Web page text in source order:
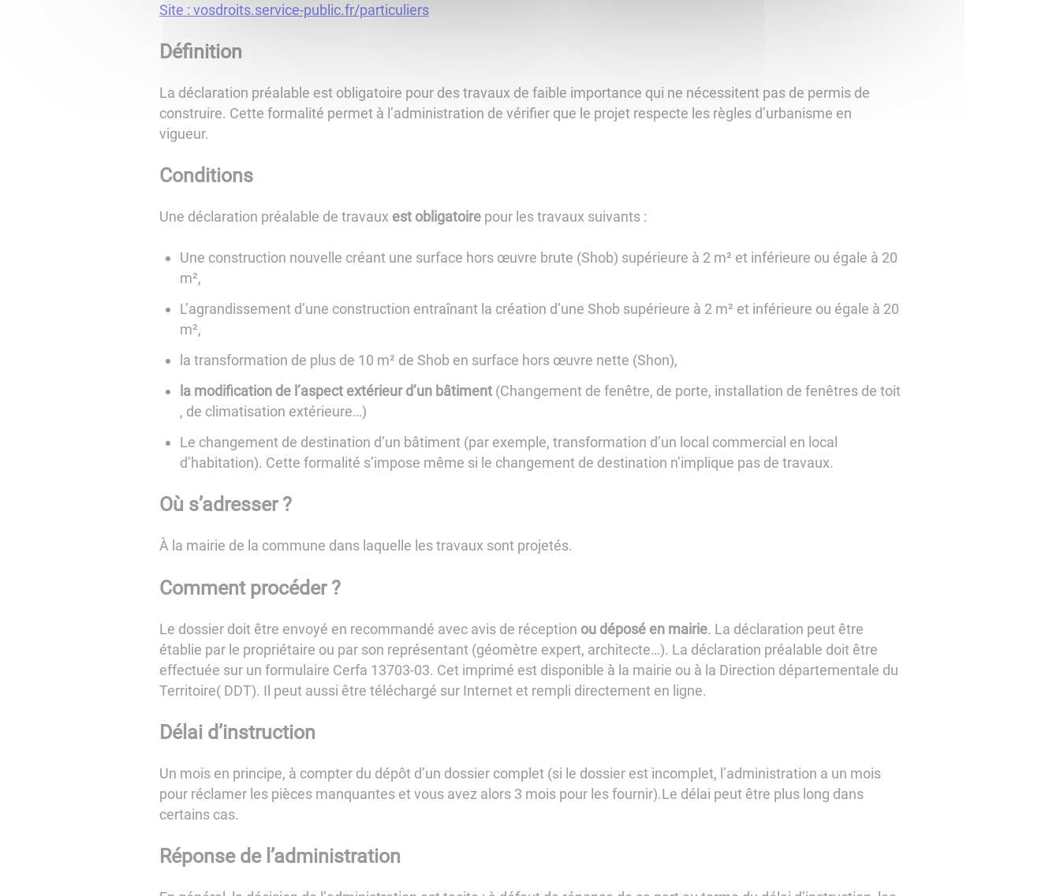
Site : vosdroits.service-public.fr/particuliers
Définition
La déclaration préalable est obligatoire pour des travaux de faible importance qui ne nécessitent pas de permis de
construire. Cette formalité permet à l’administration de vérifier que le projet respecte les règles d’urbanisme en
vigueur.
Conditions
Une déclaration préalable de travaux est obligatoirepour les travaux ­suivants :
Une construction nouvelle créant une surface hors œuvre brute (Shob) supérieure à 2 m² et inférieure ou égale à 20
m²,
L’agrandissement d’une construction entraînant la création d’une Shob supérieure à 2 m² et inférieure ou égale à 20
m²,
la transformation de plus de 10 m² de Shob en surface hors œuvre nette (Shon),
la modification de l’aspect extérieur d’un bâtiment (Changement de fenêtre, de porte, installation de fenêtres de toit
, de climatisation extérieure…)
Le changement de destination d’un bâtiment (par exemple, transformation d’un local commercial en local
d’habitation). Cette formalité s’impose même si le changement de destination n’implique pas de travaux.
Où s’adresser ?
À la mairie de la commune dans laquelle les travaux sont projetés.
Comment procéder ?
Le dossier doit être envoyé en recommandé avec avis de réception ou déposé en mairie. La déclaration peut être
établie par le propriétaire ou par son représentant (géomètre expert, architecte…). La déclaration préalable doit être
effectuée sur un formulaire Cerfa 13703-03. Cet imprimé est disponible à la mairie ou à la Direction départementale du
Territoire( DDT). Il peut aussi être téléchargé sur Internet et rempli directement en ligne.
Délai d’instruction
Un mois en principe, à compter du dépôt d’un dossier complet (si le dossier est incomplet, l’administration a un mois
pour réclamer les pièces manquantes et vous avez alors 3 mois pour les fournir).Le délai peut être plus long dans
certains cas.
Réponse de l’administration